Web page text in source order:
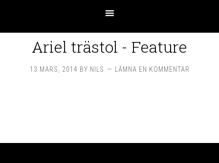
Ariel trästol - Feature
13 MARS, 2014 BY NILS LÄMNA EN KOMMENTAR